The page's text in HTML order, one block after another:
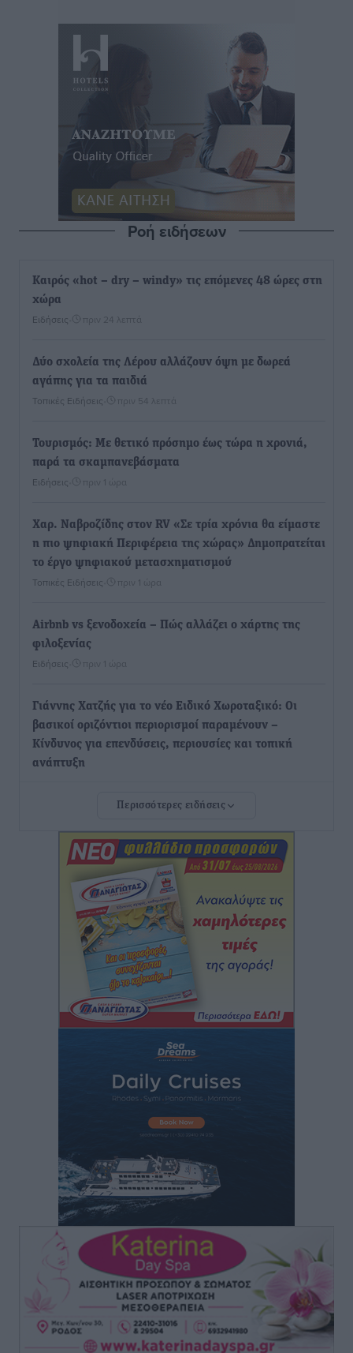
Ροή ειδήσεων
Καιρός «hot – dry – windy» τις επόμενες 48 ώρες στη
χώρα
Ειδήσεις πριν 24 λεπτά
Δύο σχολεία της Λέρου αλλάζουν όψη με δωρεά
αγάπης για τα παιδιά
Τοπικές Ειδήσεις πριν 54 λεπτά
Τουρισμός: Με θετικό πρόσημο έως τώρα η χρονιά,
παρά τα σκαμπανεβάσματα
Ειδήσεις πριν 1 ώρα
Χαρ. Ναβροζίδης στον RV «Σε τρία χρόνια θα είμαστε
η πιο ψηφιακή Περιφέρεια της χώρας» Δημοπρατείται
το έργο ψηφιακού μετασχηματισμού
Τοπικές Ειδήσεις πριν 1 ώρα
Airbnb vs ξενοδοχεία – Πώς αλλάζει ο χάρτης της
φιλοξενίας
Ειδήσεις πριν 1 ώρα
Γιάννης Χατζής για το νέο Ειδικό Χωροταξικό: Οι
βασικοί οριζόντιοι περιορισμοί παραμένουν –
Κίνδυνος για επενδύσεις, περιουσίες και τοπική
ανάπτυξη
δεν υπάρχουν περιθώρια εφησυχασμού
Ειδήσεις• πριν 2 ώρες
Στον Άγιο Νικόλαο Χάλκης ανοίγει ξανά το
ανανεωμένο εκκλησιαστικό μουσείο από τη Λέσχη
Lions Χάλκης
Τοπικές Ειδήσεις • πριν 2 ώρες
Ρόδος: «Βουλιάζει» από τουρίστες – Πάνω από 1 εκατ.
επιβάτες και 55 κρουαζιερόπλοια
πριν 2 ώρες
Γ’ Εθνική Κατηγορία: Οι ημερομηνίες των
Συνελήφθησαν δύο άτομα στην Κάρπαθο για άγρα
πελατών
Τοπικές Ειδήσεις• πριν 7 ώρες
Χωρίς υποχρεωτική παρουσία μικρών στη 12άδα
Αθλητικά πριν 8 ώρες
Ο Πελεκάνος, οι ανεμογεννήτριες και μια κοινότητα
που κανείς δεν ρώτησε
Περισσότερες ειδήσεις